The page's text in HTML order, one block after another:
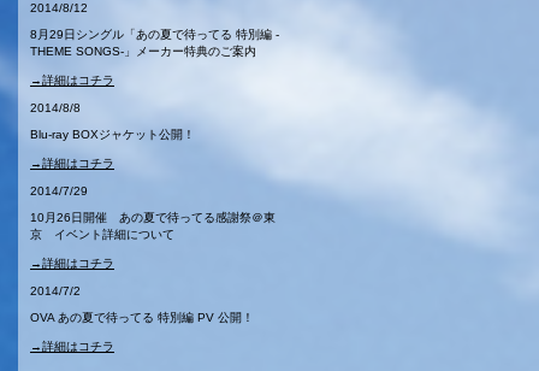
2014/8/12
8月29日シングル「あの夏で待ってる 特別編 -
THEME SONGS-」メーカー特典のご案内
→詳細はコチラ
2014/8/8
Blu-ray BOXジャケット公開！
→詳細はコチラ
2014/7/29
10月26日開催 あの夏で待ってる感謝祭＠東
京 イベント詳細について
→詳細はコチラ
2014/7/2
OVA あの夏で待ってる 特別編 PV 公開！
→詳細はコチラ